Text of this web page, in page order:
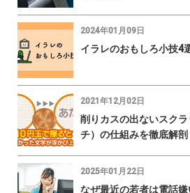
2024年01月09日
イラレのおもしろ小技4
2021年12月02日
削りカスの出ないスク
チ）の仕組みを徹底解剖
2025年01月22日
なぜ最近の若者は電話